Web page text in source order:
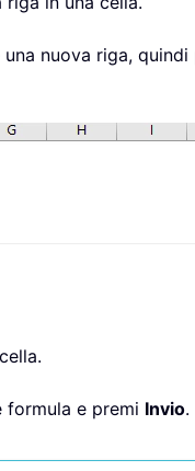
nuova riga,
formula e premi Invio.